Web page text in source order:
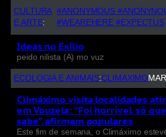
CULTURA
E ARTE:
#ANONYMOUS
#WEAREHERE #EXPECTUS
Ideas no Exilio
peido nilista (A) mo vuz
ECOLOGIA E ANIMAIS:CLIMAXIMO
Climáximo visita localidades
em Vouzela: “Foi horrível, só
sabe”, afirmam populares
Este fim de semana, o Climáximo